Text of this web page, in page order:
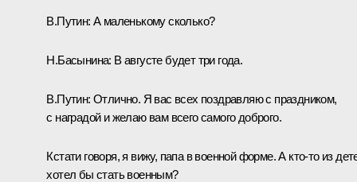
В.Путин: А маленькому сколько?
Н.Басынина: В августе будет три года.
В.Путин: Отлично. Я вас всех поздравляю с праздником,
с наградой и желаю вам всего самого доброго.
Кстати говоря, я вижу, папа в военной форме. А кто-то из
хотел бы стать военным?